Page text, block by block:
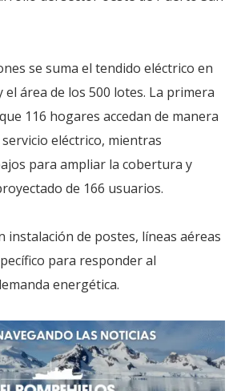
se suma el tendido eléctrico en
área de los 500 lotes. La primera
116 hogares accedan de manera
eléctrico, mientras
para ampliar la cobertura y
de 166 usuarios.
instalación de postes, líneas aéreas
para responder al
energética.